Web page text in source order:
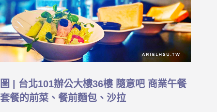
圖 | 台北101辦公大樓36樓 隨意吧 商業午餐
套餐的前菜、餐前麵包、沙拉